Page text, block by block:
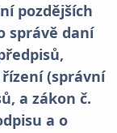
pozdějších
správě daní
řízení (správní
a zákon č.
a o